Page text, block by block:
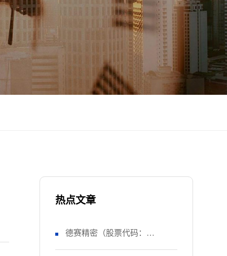
热点文章
德赛精密（股票代码：